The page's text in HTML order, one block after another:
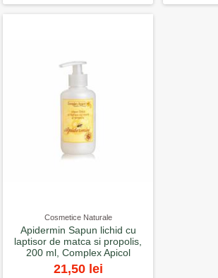
Cosmetice Naturale
Apidermin Sapun lichid cu
laptisor de matca si propolis,
200 ml, Complex Apicol
21,50 lei